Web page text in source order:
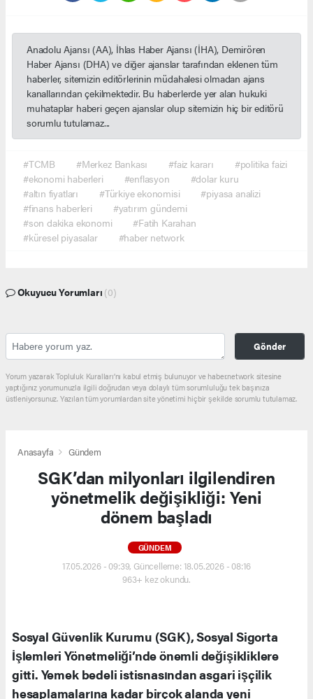
Anadolu Ajansı (AA), İhlas Haber Ajansı (İHA), Demirören
Haber Ajansı (DHA) ve diğer ajanslar tarafından eklenen tüm
haberler, sitemizin editörlerinin müdahalesi olmadan ajans
kanallarından çekilmektedir. Bu haberlerde yer alan hukuki
muhataplar haberi geçen ajanslar olup sitemizin hiç bir editörü
sorumlu tutulamaz...
#TCMB #Merkez Bankası #faiz kararı
#politika faizi
#ekonomi haberleri
#enflasyon
#dolar kuru
#altın fiyatları
#Türkiye ekonomisi
#piyasa analizi
#finans haberleri
#yatırım gündemi
#son dakika ekonomi
#Fatih Karahan
#küresel piyasalar
#haber network
Okuyucu Yorumları (0)
Gönder
Yorum yazarak Topluluk Kuralları’nı kabul etmiş bulunuyor ve haber.network sitesine
yaptığınız yorumunuzla ilgili doğrudan veya dolaylı tüm sorumluluğu tek başınıza
üstleniyorsunuz. Yazılan tüm yorumlardan site yönetimi hiçbir şekilde sorumlu tutulamaz.
Anasayfa Gündem
SGK’dan milyonları ilgilendiren
yönetmelik değişikliği: Yeni
dönem başladı
GÜNDEM
17.05.2026 - 09:39, Güncelleme: 18.05.2026 - 08:16
963+ kez okundu.
Sosyal Güvenlik Kurumu (SGK), Sosyal Sigorta
İşlemleri Yönetmeliği’nde önemli değişikliklere
gitti. Yemek bedeli istisnasından asgari işçilik
hesaplamalarına kadar birçok alanda yeni